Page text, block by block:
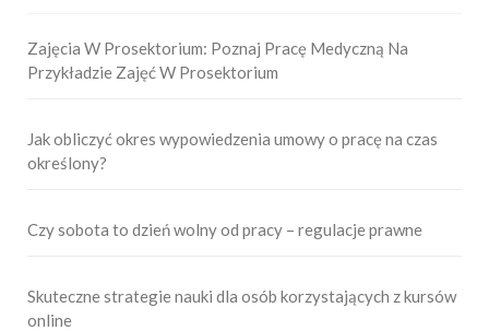
Zajęcia W Prosektorium: Poznaj Pracę Medyczną Na
Przykładzie Zajęć W Prosektorium
Jak obliczyć okres wypowiedzenia umowy o pracę na czas
określony?
Czy sobota to dzień wolny od pracy – regulacje prawne
Skuteczne strategie nauki dla osób korzystających z kursów
online